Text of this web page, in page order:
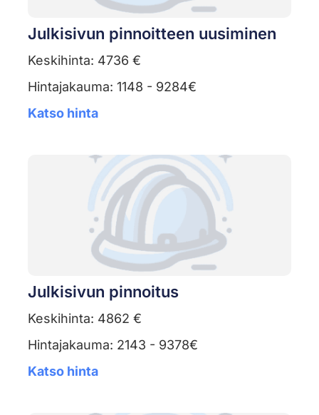
Julkisivun pinnoitteen uusiminen
Keskihinta: 4736 €
Hintajakauma: 1148 - 9284€
Katso hinta
Julkisivun pinnoitus
Keskihinta: 4862 €
Hintajakauma: 2143 - 9378€
Katso hinta